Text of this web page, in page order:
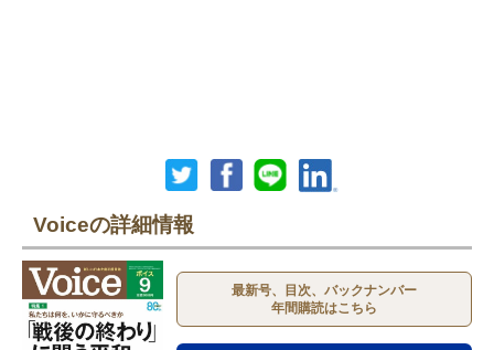
Voiceの詳細情報
最新号、目次、バックナンバー
年間購読はこちら